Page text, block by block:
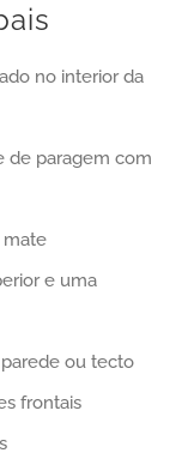
no interior da
de paragem com
mate
e uma
ou tecto
frontais